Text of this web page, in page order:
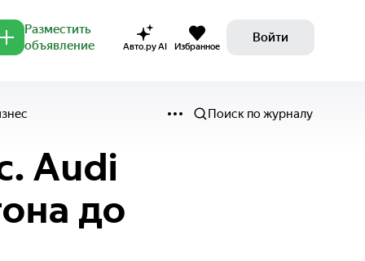
Разместить
объявление
Авто.ру AI Избранное
Войти
Поиск по журналу
Audi
до